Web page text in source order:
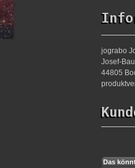
jograbo
Josef-
44805
Das